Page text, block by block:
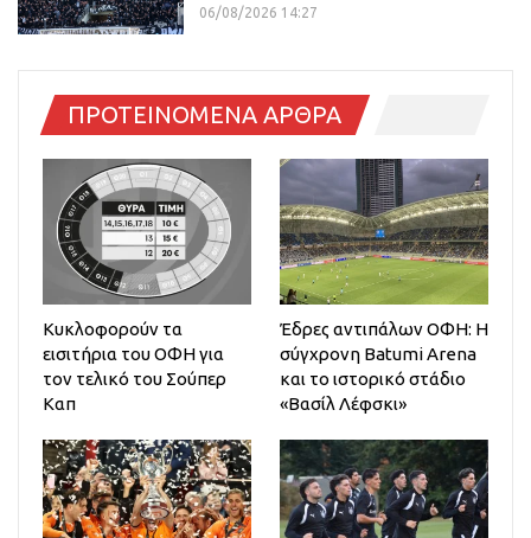
06/08/2026 14:27
ΠΡΟΤΕΙΝΟΜΕΝΑ ΑΡΘΡΑ
Κυκλοφορούν τα
εισιτήρια του ΟΦΗ για
τον τελικό του Σούπερ
Καπ
Έδρες αντιπάλων ΟΦΗ: Η
σύγχρονη Batumi Arena
και το ιστορικό στάδιο
«Βασίλ Λέφσκι»